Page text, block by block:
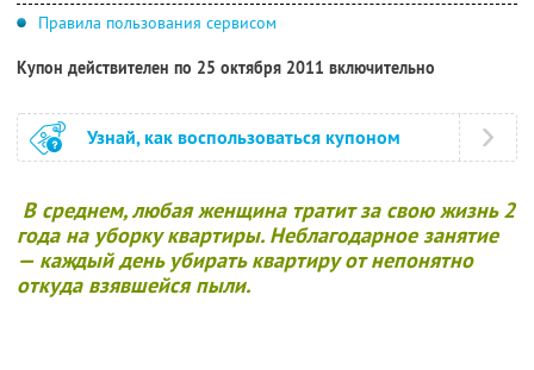
Правила пользования сервисом
Купон действителен по 25 октября 2011 включительно
Узнай, как воспользоваться купоном
В среднем, любая женщина тратит за свою жизнь 2
года на уборку квартиры. Неблагодарное занятие
— каждый день убирать квартиру от непонятно
откуда взявшейся пыли.